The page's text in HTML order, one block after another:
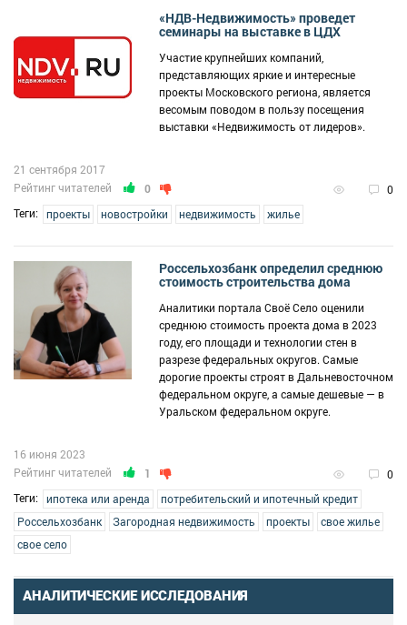
«НДВ-Недвижимость» проведет
семинары на выставке в ЦДХ
Участие крупнейших компаний,
представляющих яркие и интересные
проекты Московского региона, является
весомым поводом в пользу посещения
выставки «Недвижимость от лидеров».
Рейтинг читателей 0 0
21 сентября 2017
Теги: проекты новостройки недвижимость жилье
Россельхозбанк определил среднюю
стоимость строительства дома
Аналитики портала Своё Село оценили
среднюю стоимость проекта дома в 2023
году, его площади и технологии стен в
разрезе федеральных округов. Самые
дорогие проекты строят в Дальневосточном
федеральном округе, а самые дешевые — в
Уральском федеральном округе.
Рейтинг читателей 1 0
16 июня 2023
Теги: ипотека или аренда
потребительский и ипотечный кредит
Россельхозбанк
Загородная недвижимость проекты
свое жилье
свое село
АНАЛИТИЧЕСКИЕ ИССЛЕДОВАНИЯ